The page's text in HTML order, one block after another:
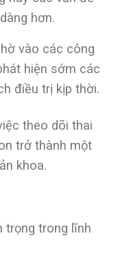
hơn.
vào các công
hiện sớm các
điều trị kịp thời.
theo dõi thai
trở thành một
khoa.
trọng trong lĩnh